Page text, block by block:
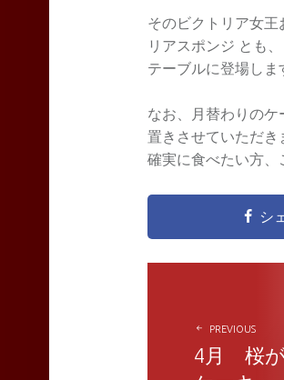
そのビクトリア女王
リアスポンジ とも
テーブルに登場しま
なお、月替わりのケ
置きさせていただき
確実に食べたい方、
シ
PREVIOUS
4月 桜が